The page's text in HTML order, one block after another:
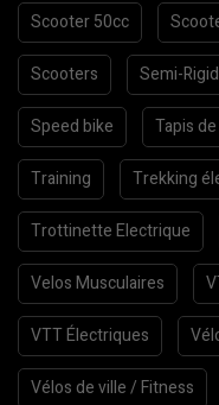
Scooter 50cc
Scooters Semi-
Speed bike Tapis
Training Trekking
Trottinette Electrique
Velos Musculaires
VTT Électriques
Vélos de ville / Fitness